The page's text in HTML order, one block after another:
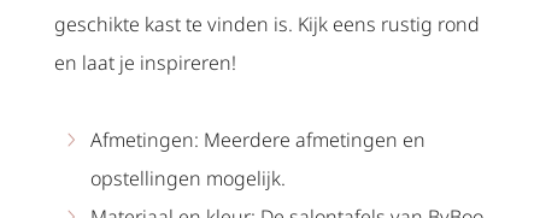
geschikte kast te vinden is. Kijk eens rustig rond
en laat je inspireren!
Afmetingen: Meerdere afmetingen en
opstellingen mogelijk.